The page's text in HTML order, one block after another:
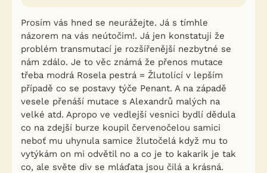
Prosím vás hned se neurážejte. Já s tímhle
názorem na vás neútočim!. Já jen konstatuji že
problém transmutací je rozšířenější nezbytné se
nám zdálo. Je to věc známá že přenos mutace
třeba modrá Rosela pestrá = Žlutolící v lepším
případě co se postavy týče Penant. A na západě
vesele přenáší mutace s Alexandrů malých na
velké atd. Apropo ve vedlejší vesnici bydlí dědula
co na zdejší burze koupil červenočelou samici
neboť mu uhynula samice žlutočelá když mu to
vytýkám on mi odvětil no a co je to kakarik je tak
co, ale světe div se mláďata jsou čilá a krásná.